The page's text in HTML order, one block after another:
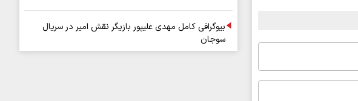
بیوگرافی کامل مهدی علیپور بازیگر نقش امیر در سریال
سوجان